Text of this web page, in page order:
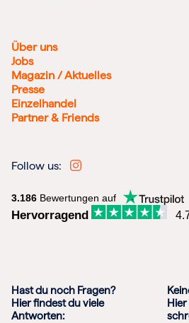
Über uns
Jobs
Magazin / Aktuelles
Presse
Einzelhandel
Partner & Friends
Follow us:
3.186 Bewertungen auf
Hervorragend
Hast du noch Fragen?
Hier findest du viele
Antworten: